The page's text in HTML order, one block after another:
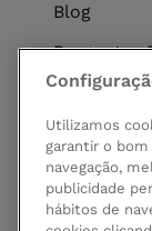
Blog
Perguntas
Utilizamos
garantir o
navegação,
publicidade
hábitos de